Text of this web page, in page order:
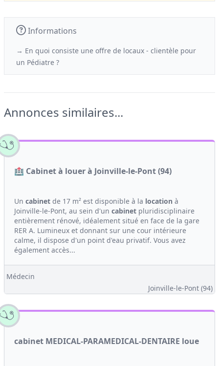
Informations
→ En quoi consiste une offre de locaux - clientèle pour
un Pédiatre ?
Annonces similaires...
🏥 Cabinet à louer à Joinville-le-Pont (94)
Un cabinet de 17 m² est disponible à la location à
Joinville-le-Pont, au sein d'un cabinet pluridisciplinaire
entièrement rénové, idéalement situé en face de la gare
RER A. Lumineux et donnant sur une cour intérieure
calme, il dispose d'un point d'eau privatif. Vous avez
également accès...
Médecin
Joinville-le-Pont (94)
cabinet MEDICAL-PARAMEDICAL-DENTAIRE loue